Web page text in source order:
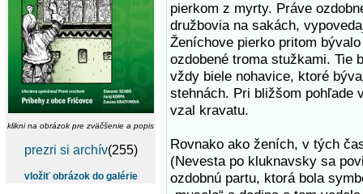
klikni na obrázok pre zväčšenie a popis
prezri si archív(255)
vložiť obrázok do galérie
pierkom z myrty. Práve
družbovia na sakách,
Ženíchove pierko pritom
ozdobené troma stužkami. Tie
vždy biele nohavice, ktoré
stehnách. Pri bližšom pohľade
vzal kravatu.
Rovnako ako ženích, v tých
(Nevesta po kluknavsky sa
ozdobnú partu, ktorá bola